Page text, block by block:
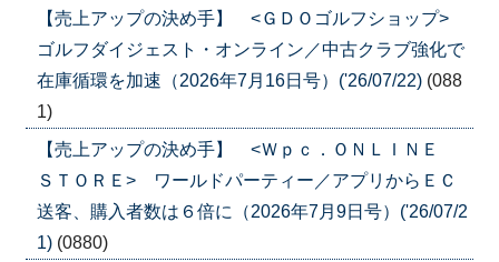
【売上アップの決め手】 <ＧＤＯゴルフショップ>
ゴルフダイジェスト・オンライン／中古クラブ強化で
在庫循環を加速（2026年7月16日号）('26/07/22) (088
1)
【売上アップの決め手】 <Ｗｐｃ．ＯＮＬＩＮＥ
ＳＴＯＲＥ> ワールドパーティー／アプリからＥＣ
送客、購入者数は６倍に（2026年7月9日号）('26/07/2
1) (0880)